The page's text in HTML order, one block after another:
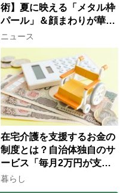
術】夏に映える「メタル枠
パール」＆顔まわりが華や
ぐ「揺れる一粒」の使い分
け方
ニュース
在宅介護を支援するお金の
制度とは？自治体独自のサ
ービス「毎月2万円が支給
される」ケースも【FP解
暮らし